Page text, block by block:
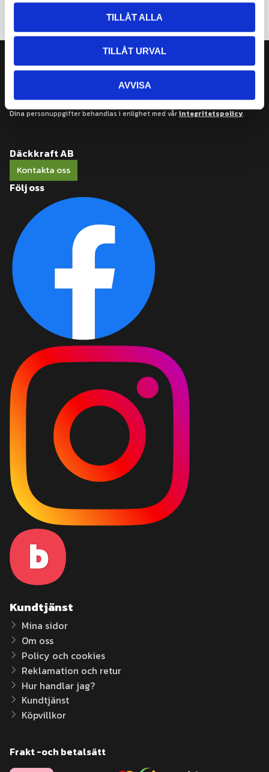
TILLÅT ALLA
TILLÅT URVAL
AVVISA
Nyhetsbrev
Dina personuppgifter behandlas i enlighet med vårintegritetspolicy.
Däckkraft AB
Kontakta oss
Följ oss
Kundtjänst
Mina sidor
Om oss
Policy och cookies
Reklamation och retur
Hur handlar jag?
Kundtjänst
Köpvillkor
Frakt -och betalsätt